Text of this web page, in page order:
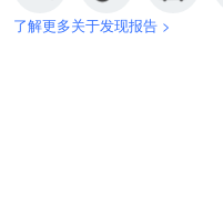
了解更多关于发现报告 >